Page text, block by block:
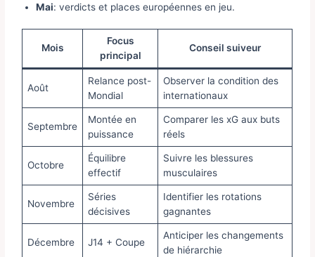
Mai: verdicts et places européennes en jeu.
Mois
Focus
principal
Conseil suiveur
Août
Relance post-
Mondial
Observer la condition des
internationaux
Septembre
Montée en
puissance
Comparer les xG aux buts
réels
Octobre
Équilibre
effectif
Suivre les blessures
musculaires
Novembre
Séries
décisives
Identifier les rotations
gagnantes
Décembre J14 + Coupe
Anticiper les changements
de hiérarchie